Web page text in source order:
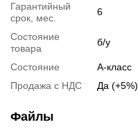
Гарантийный
срок, мес.
6
Состояние
товара
б/у
Состояние
А-класс
Продажа с НДС
Да (+5%)
Файлы